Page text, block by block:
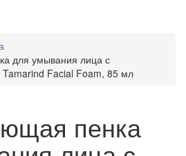
для умывания лица с
Facial Foam, 85 мл
пенка